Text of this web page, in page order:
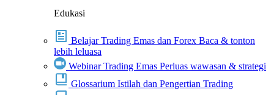
Edukasi
Belajar Trading Emas dan Forex Baca & tonton
lebih leluasa
Webinar Trading Emas Perluas wawasan & strategi
Glossarium Istilah dan Pengertian Trading